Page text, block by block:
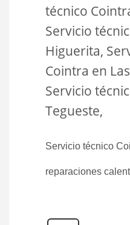
técnico
Servicio
Higuerita,
Cointra en
Servicio
Tegueste,
Servicio técnico
reparaciones